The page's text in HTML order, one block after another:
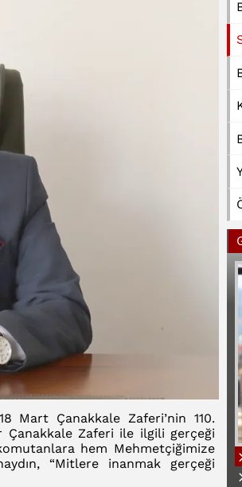
Mart Çanakkale Zaferi’nin 110.
Çanakkale Zaferi ile ilgili gerçeği
hem Mehmetçiğimize
“Mitlere inanmak gerçeği